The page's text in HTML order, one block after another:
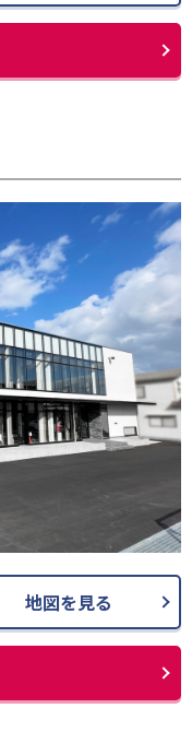
地図を見る